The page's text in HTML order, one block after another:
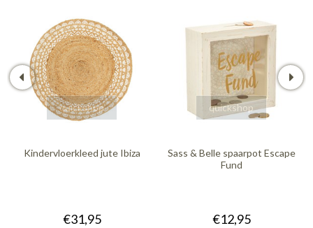
quickshop
Kindervloerkleed jute Ibiza
€31,95
quickshop
Sass & Belle spaarpot Escape
Fund
€12,95